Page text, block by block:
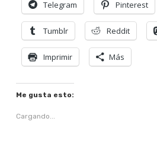
Telegram Pinterest
Tumblr Reddit
Imprimir Más
Me gusta esto:
Cargando...